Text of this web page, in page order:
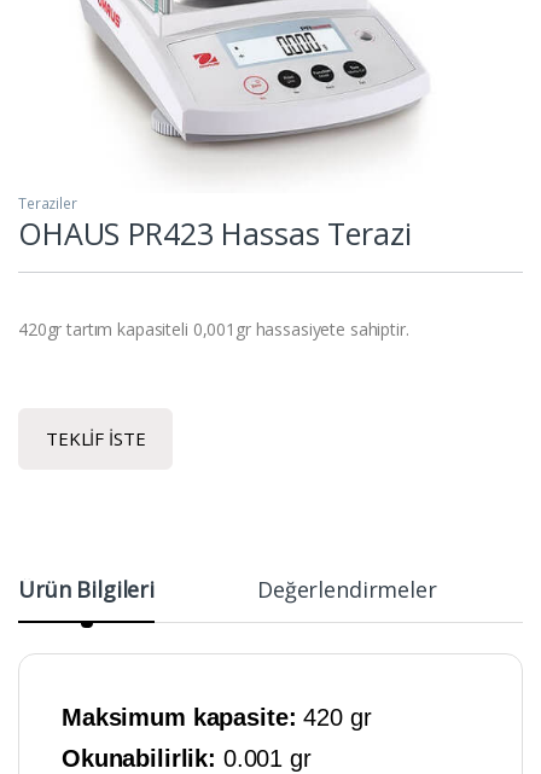
Teraziler
OHAUS PR423 Hassas Terazi
420gr tartım kapasiteli 0,001gr hassasiyete sahiptir.
TEKLIF İSTE
Ürün Bilgileri Değerlendirmeler
Maksimum kapasite: 420 gr
Okunabilirlik: 0.001 gr